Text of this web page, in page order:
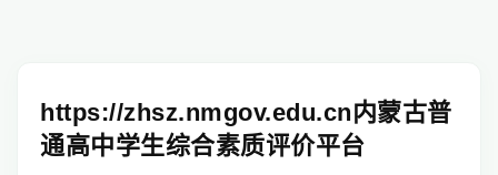
https://zhsz.nmgov.edu.cn内蒙古普
通高中学生综合素质评价平台